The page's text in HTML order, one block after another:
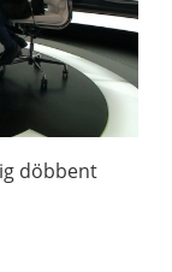
döbbent